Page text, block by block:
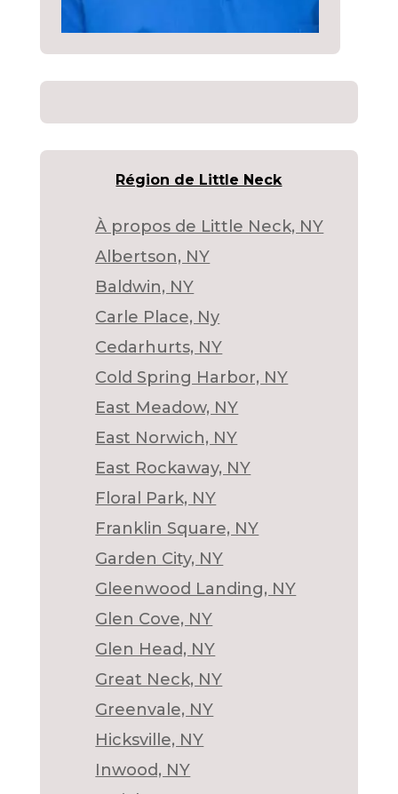
Région de Little Neck
À propos de Little Neck, NY
Albertson, NY
Baldwin, NY
Carle Place, Ny
Cedarhurts, NY
Cold Spring Harbor, NY
East Meadow, NY
East Norwich, NY
East Rockaway, NY
Floral Park, NY
Franklin Square, NY
Garden City, NY
Gleenwood Landing, NY
Glen Cove, NY
Glen Head, NY
Great Neck, NY
Greenvale, NY
Hicksville, NY
Inwood, NY